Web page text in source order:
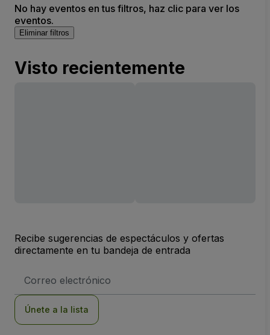
No hay eventos en tus filtros, haz clic para ver los
eventos.
Eliminar filtros
Visto recientemente
Recibe sugerencias de espectáculos y ofertas
directamente en tu bandeja de entrada
de
Únete a la lista